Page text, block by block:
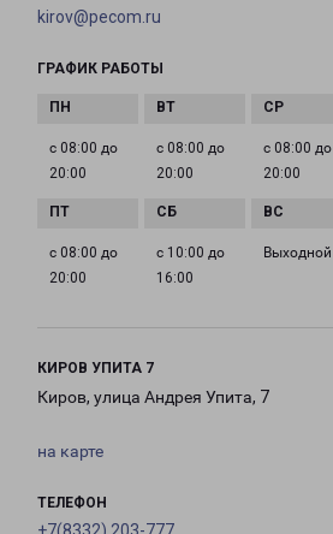
kirov@pecom.ru
ГРАФИК РАБОТЫ
с 08:00 до
20:00
с 08:00 до
20:00
с 08:00 до
20:00
с 08:00 до
20:00
с 10:00 до
16:00
Выходной
КИРОВ УПИТА 7
Киров, улица Андрея Упита, 7
на карте
ТЕЛЕФОН